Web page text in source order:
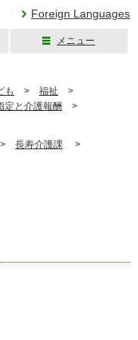
Foreign Languages
メニュー
も > 福祉 >
定と介護報酬 >
長寿介護課 >